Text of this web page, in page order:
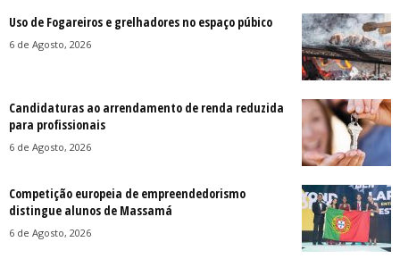
Uso de Fogareiros e grelhadores no espaço púbico
6 de Agosto, 2026
Candidaturas ao arrendamento de renda reduzida
para profissionais
6 de Agosto, 2026
Competição europeia de empreendedorismo
distingue alunos de Massamá
6 de Agosto, 2026